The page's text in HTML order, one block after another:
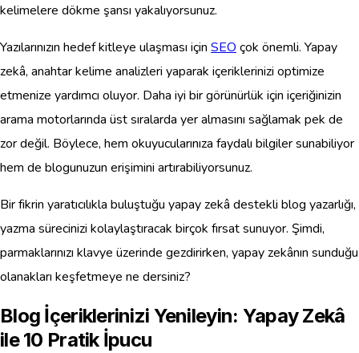
kelimelere dökme şansı yakalıyorsunuz.
Yazılarınızın hedef kitleye ulaşması için SEO çok önemli. Yapay
zekâ, anahtar kelime analizleri yaparak içeriklerinizi optimize
etmenize yardımcı oluyor. Daha iyi bir görünürlük için içeriğinizin
arama motorlarında üst sıralarda yer almasını sağlamak pek de
zor değil. Böylece, hem okuyucularınıza faydalı bilgiler sunabiliyor
hem de blogunuzun erişimini artırabiliyorsunuz.
Bir fikrin yaratıcılıkla buluştuğu yapay zekâ destekli blog yazarlığı,
yazma sürecinizi kolaylaştıracak birçok fırsat sunuyor. Şimdi,
parmaklarınızı klavye üzerinde gezdirirken, yapay zekânın sunduğu
olanakları keşfetmeye ne dersiniz?
Blog İçeriklerinizi Yenileyin: Yapay Zekâ
ile 10 Pratik İpucu